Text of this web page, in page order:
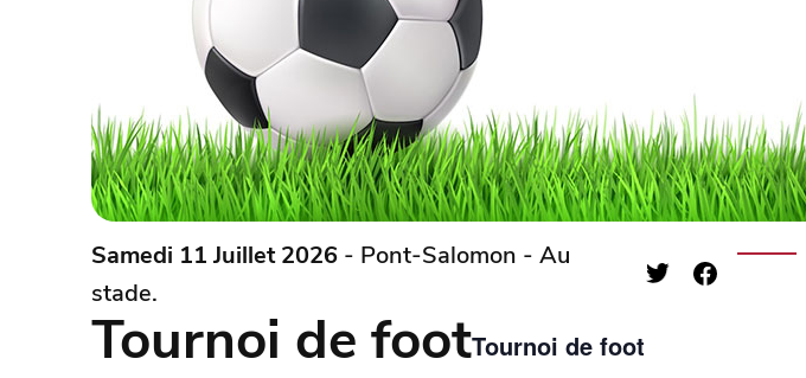
Samedi 11 Juillet 2026 - Pont-Salomon - Au
stade.
Tournoi de footTournoi de foot